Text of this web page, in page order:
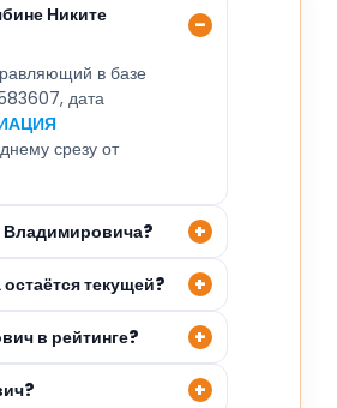
Никите
в базе
дата
срезу от
Владимировича?
текущей?
в рейтинге?